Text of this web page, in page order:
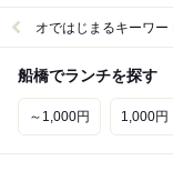
オではじまるキーワー
船橋でランチを探す
～1,000円 1,000円